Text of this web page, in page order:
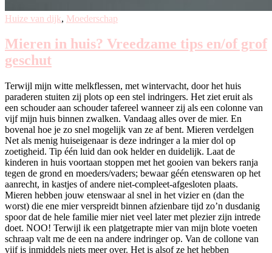
Huize van dijk, Moederschap
Mieren in huis? Vreedzame tips en/of grof
geschut
Terwijl mijn witte melkflessen, met wintervacht, door het huis
paraderen stuiten zij plots op een stel indringers. Het ziet eruit als
een schouder aan schouder tafereel wanneer zij als een colonne van
vijf mijn huis binnen zwalken. Vandaag alles over de mier. En
bovenal hoe je zo snel mogelijk van ze af bent. Mieren verdelgen
Net als menig huiseigenaar is deze indringer a la mier dol op
zoetigheid. Tip één luid dan ook helder en duidelijk. Laat de
kinderen in huis voortaan stoppen met het gooien van bekers ranja
tegen de grond en moeders/vaders; bewaar géén etenswaren op het
aanrecht, in kastjes of andere niet-compleet-afgesloten plaats.
Mieren hebben jouw etenswaar al snel in het vizier en (dan the
worst) die ene mier verspreidt binnen afzienbare tijd zo’n dusdanig
spoor dat de hele familie mier niet veel later met plezier zijn intrede
doet. NOO! Terwijl ik een platgetrapte mier van mijn blote voeten
schraap valt me de een na andere indringer op. Van de collone van
vijf is inmiddels niets meer over. Het is alsof ze het hebben